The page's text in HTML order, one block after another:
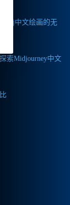
Mj中文绘画的无
索Midjourney中文